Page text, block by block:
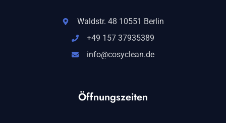
Waldstr. 48 10551 Berlin
+49 157 37935389
info@cosyclean.de
Öffnungszeiten